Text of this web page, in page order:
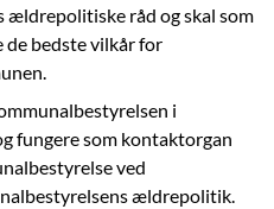
ældrepolitiske råd og skal som
de bedste vilkår for
i
fungere som kontaktorgan
ved
ældrepolitik.